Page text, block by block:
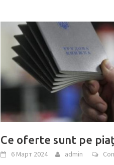
Ce oferte sunt pe
6 Март 2024 admin